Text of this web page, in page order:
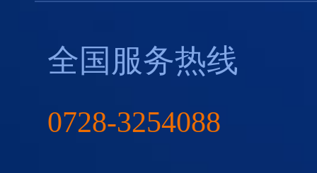
全国服务热线
0728-3254088